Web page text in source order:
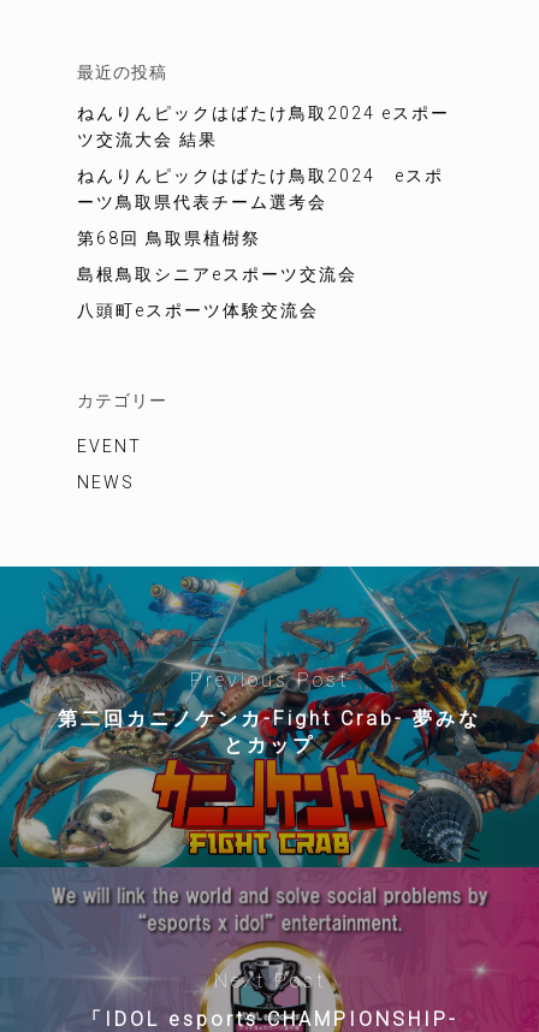
最近の投稿
ねんりんピックはばたけ鳥取2024 eスポー
ツ交流大会 結果
ねんりんピックはばたけ鳥取2024 eスポ
ーツ鳥取県代表チーム選考会
第68回 鳥取県植樹祭
島根鳥取シニアeスポーツ交流会
八頭町eスポーツ体験交流会
カテゴリー
EVENT
NEWS
Previous Post
第二回カニノケンカ-Fight Crab- 夢みな
とカップ
Next Post
「IDOL esports CHAMPIONSHIP-